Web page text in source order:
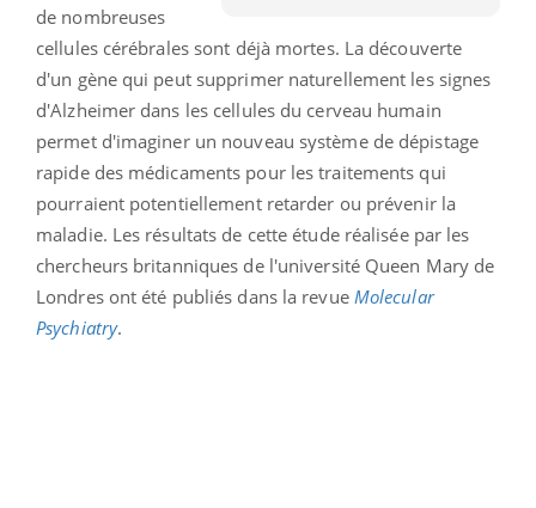
de nombreuses
cellules cérébrales sont déjà mortes. La découverte
d'un gène qui peut supprimer naturellement les signes
d'Alzheimer dans les cellules du cerveau humain
permet d'imaginer un nouveau système de dépistage
rapide des médicaments pour les traitements qui
pourraient potentiellement retarder ou prévenir la
maladie. Les résultats de cette étude réalisée par les
chercheurs britanniques de l'université Queen Mary de
Londres ont été publiés dans la revue Molecular
Psychiatry.